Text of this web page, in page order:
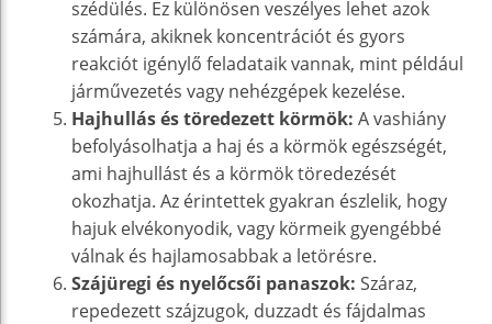
szédülés. Ez különösen veszélyes lehet azok
számára, akiknek koncentrációt és gyors
reakciót igénylő feladataik vannak, mint például
járművezetés vagy nehézgépek kezelése.
Hajhullás és töredezett körmök: A vashiány
befolyásolhatja a haj és a körmök egészségét,
ami hajhullást és a körmök töredezését
okozhatja. Az érintettek gyakran észlelik, hogy
hajuk elvékonyodik, vagy körmeik gyengébbé
válnak és hajlamosabbak a letörésre.
Szájüregi és nyelőcsői panaszok: Száraz,
repedezett szájzugok, duzzadt és fájdalmas